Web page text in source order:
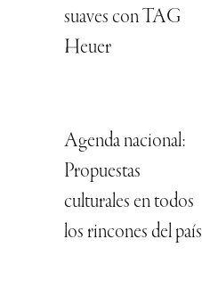
suaves con TAG
Heuer
Agenda nacional:
Propuestas
culturales en todos
los rincones del país